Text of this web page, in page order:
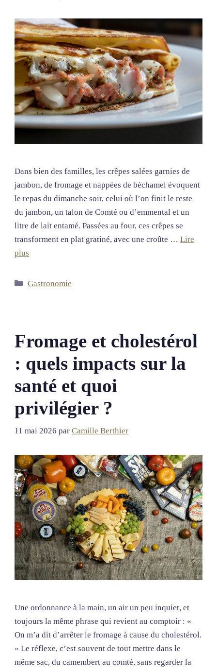
Dans bien des familles, les crêpes salées garnies de
jambon, de fromage et nappées de béchamel évoquent
le repas du dimanche soir, celui où l’on finit le reste
du jambon, un talon de Comté ou d’emmental et un
litre de lait entamé. Passées au four, ces crêpes se
transforment en plat gratiné, avec une croûte … Lire
plus
Catégories
Gastronomie
Fromage et cholestérol
: quels impacts sur la
santé et quoi
privilégier ?
11 mai 2026 par Camille Berthier
Une ordonnance à la main, un air un peu inquiet, et
toujours la même phrase qui revient au comptoir : «
On m’a dit d’arrêter le fromage à cause du cholestérol.
» Le réflexe, c’est souvent de tout mettre dans le
même sac, du camembert au comté, sans regarder la